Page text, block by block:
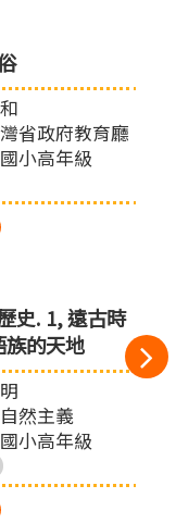
省政府教育廳
小高年級
史. 1, 遠古時
族的天地
然主義
小高年級